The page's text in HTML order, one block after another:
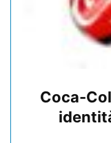
Coca-